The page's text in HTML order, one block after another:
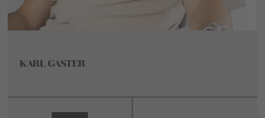
KARL GASTER